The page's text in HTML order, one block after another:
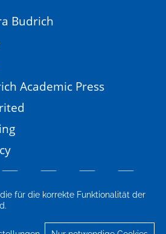
für die korrekte Funktionalität der
Budrich
Academic Press